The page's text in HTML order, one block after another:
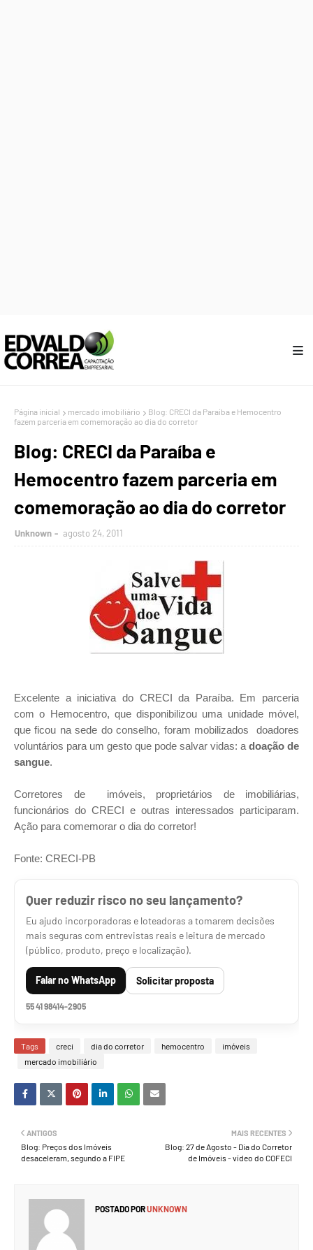
Página inicial mercado imobiliário
Blog: CRECI da Paraíba e Hemocentro
fazem parceria em comemoração ao dia do corretor
Blog: CRECI da Paraíba e
Hemocentro fazem parceria em
comemoração ao dia do corretor
Unknown agosto 24, 2011
Excelente a iniciativa do CRECI da Paraíba. Em parceria
como Hemocentro, que disponibilizou uma unidade móvel,
que ficou na sede do conselho, foram mobilizados doadores
voluntários para um gesto que pode salvar vidas: a doação de
sangue.
Corretores de imóveis, proprietários de imobiliárias,
funcionários do CRECI e outras interessados participaram.
Ação para comemorar o dia do corretor!
Fonte: CRECI-PB
Quer reduzir risco no seu lançamento?
Eu ajudo incorporadoras e loteadoras a tomarem decisões
mais seguras com entrevistas reais e leitura de mercado
(público, produto, preço e localização).
Falar no WhatsApp Solicitar proposta
55 41 98414-2905
Tags creci dia do corretor hemocentro
imóveis
mercado imobiliário
MAIS RECENTES
Blog: 27 de Agosto - Dia do Corretor
de Imóveis - vídeo do COFECI
ANTIGOS
Blog: Preços dos Imóveis
desaceleram, segundo a FIPE
POSTADO PORUNKNOWN